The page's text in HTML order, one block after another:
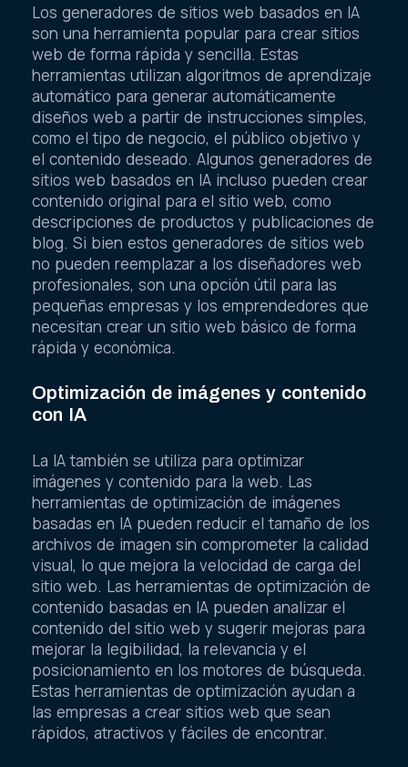
Los generadores de sitios web basados en IA
son una herramienta popular para crear sitios
web de forma rápida y sencilla. Estas
herramientas utilizan algoritmos de aprendizaje
automático para generar automáticamente
diseños web a partir de instrucciones simples,
como el tipo de negocio, el público objetivo y
el contenido deseado. Algunos generadores de
sitios web basados en IA incluso pueden crear
contenido original para el sitio web, como
descripciones de productos y publicaciones de
blog. Si bien estos generadores de sitios web
no pueden reemplazar a los diseñadores web
profesionales, son una opción útil para las
pequeñas empresas y los emprendedores que
necesitan crear un sitio web básico de forma
rápida y económica.
Optimización de imágenes y contenido
con IA
La IA también se utiliza para optimizar
imágenes y contenido para la web. Las
herramientas de optimización de imágenes
basadas en IA pueden reducir el tamaño de los
archivos de imagen sin comprometer la calidad
visual, lo que mejora la velocidad de carga del
sitio web. Las herramientas de optimización de
contenido basadas en IA pueden analizar el
contenido del sitio web y sugerir mejoras para
mejorar la legibilidad, la relevancia y el
posicionamiento en los motores de búsqueda.
Estas herramientas de optimización ayudan a
las empresas a crear sitios web que sean
rápidos, atractivos y fáciles de encontrar.